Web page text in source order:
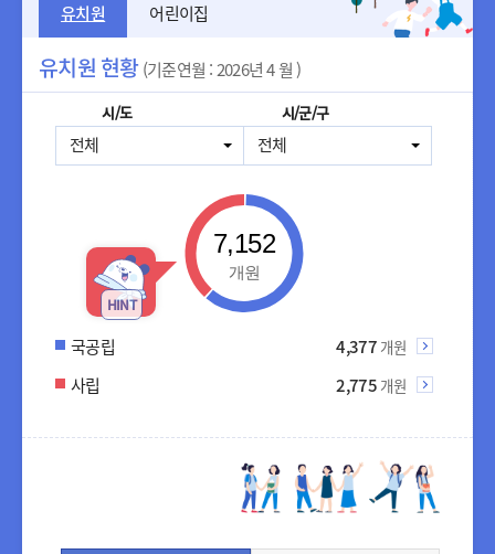
유치원 어린이집
유치원 현황(기준연월 : 2026년 4 월 )
시/도
전체
시/군/구
전체
HINT
7,152
개원
국공립 4,377 개원
사립 2,775 개원